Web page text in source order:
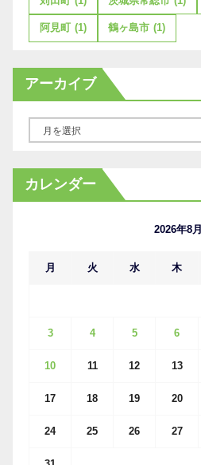
阿見町 (1) 鶴ヶ島市 (1)
アーカイブ
カ
イ
カレンダー
2026年8月
月 火 水 木
3 4 5 6
10 11 12 13
17 18 19 20
24 25 26 27